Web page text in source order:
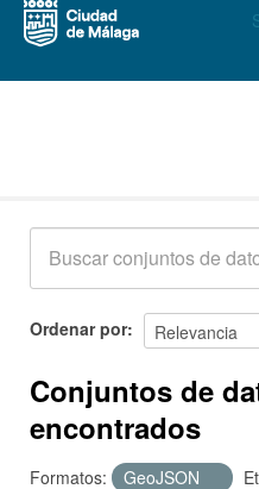
Acerca de
Ordenar por
Conjuntos de
encontrados
Formatos: GeoJSON